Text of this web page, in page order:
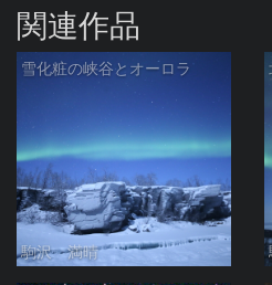
関連作品
雪化粧の峡谷とオーロラ
駒沢 満晴